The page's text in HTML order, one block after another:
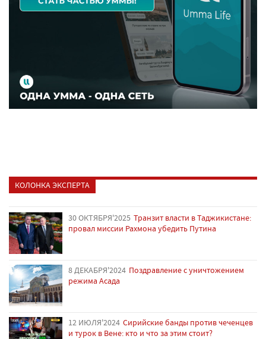
КОЛОНКА ЭКСПЕРТА
30 ОКТЯБРЯ'2025 Транзит власти в Таджикистане:
провал миссии Рахмона убедить Путина
8 ДЕКАБРЯ'2024 Поздравление с уничтожением
режима Асада
12 ИЮЛЯ'2024 Сирийские банды против чеченцев
и турок в Вене: кто и что за этим стоит?